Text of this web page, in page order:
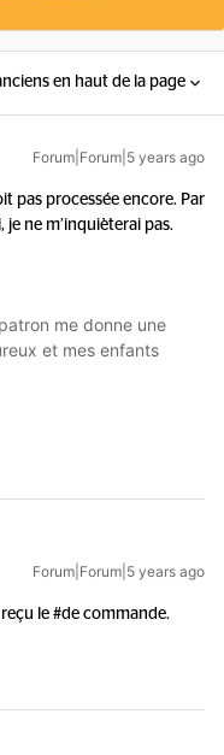
en haut de la page
Forum|Forum|5 years ago
pas processée encore. Par
ne m’inquièterai pas.
me donne une
et mes enfants
Forum|Forum|5 years ago
le #de commande.